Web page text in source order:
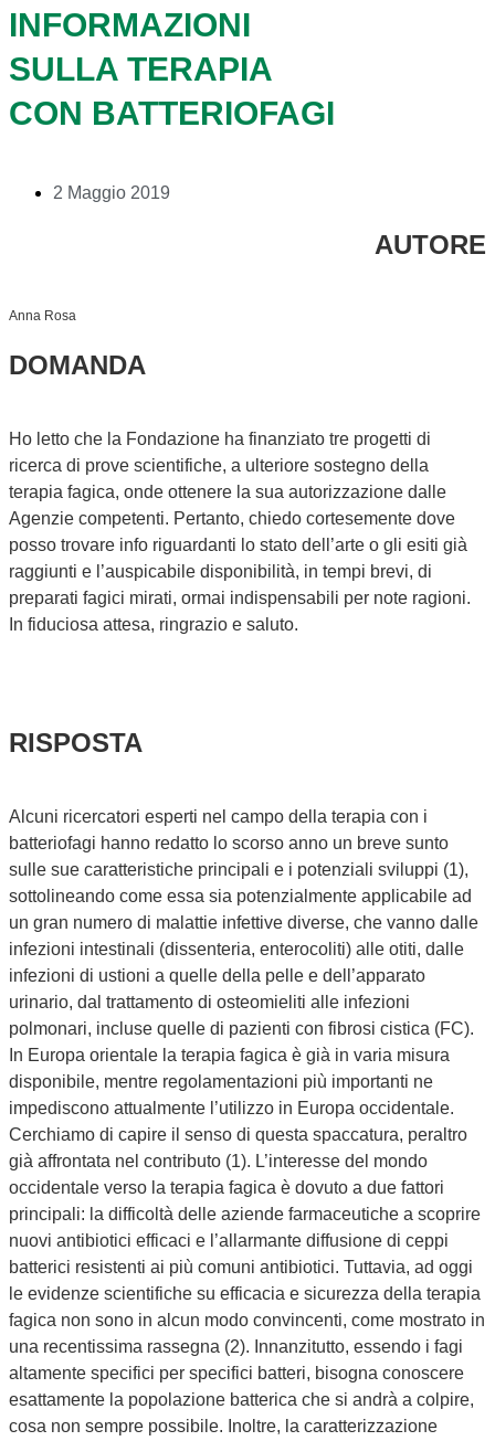
INFORMAZIONI
SULLA TERAPIA
CON BATTERIOFAGI
2 Maggio 2019
AUTORE
Anna Rosa
DOMANDA
Ho letto che la Fondazione ha finanziato tre progetti di
ricerca di prove scientifiche, a ulteriore sostegno della
terapia fagica, onde ottenere la sua autorizzazione dalle
Agenzie competenti. Pertanto, chiedo cortesemente dove
posso trovare info riguardanti lo stato dell’arte o gli esiti già
raggiunti e l’auspicabile disponibilità, in tempi brevi, di
preparati fagici mirati, ormai indispensabili per note ragioni.
In fiduciosa attesa, ringrazio e saluto.
RISPOSTA
Alcuni ricercatori esperti nel campo della terapia con i
batteriofagi hanno redatto lo scorso anno un breve sunto
sulle sue caratteristiche principali e i potenziali sviluppi (1),
sottolineando come essa sia potenzialmente applicabile ad
un gran numero di malattie infettive diverse, che vanno dalle
infezioni intestinali (dissenteria, enterocoliti) alle otiti, dalle
infezioni di ustioni a quelle della pelle e dell’apparato
urinario, dal trattamento di osteomieliti alle infezioni
polmonari, incluse quelle di pazienti con fibrosi cistica (FC).
In Europa orientale la terapia fagica è già in varia misura
disponibile, mentre regolamentazioni più importanti ne
impediscono attualmente l’utilizzo in Europa occidentale.
Cerchiamo di capire il senso di questa spaccatura, peraltro
già affrontata nel contributo (1). L’interesse del mondo
occidentale verso la terapia fagica è dovuto a due fattori
principali: la difficoltà delle aziende farmaceutiche a scoprire
nuovi antibiotici efficaci e l’allarmante diffusione di ceppi
batterici resistenti ai più comuni antibiotici. Tuttavia, ad oggi
le evidenze scientifiche su efficacia e sicurezza della terapia
fagica non sono in alcun modo convincenti, come mostrato in
una recentissima rassegna (2). Innanzitutto, essendo i fagi
altamente specifici per specifici batteri, bisogna conoscere
esattamente la popolazione batterica che si andrà a colpire,
cosa non sempre possibile. Inoltre, la caratterizzazione